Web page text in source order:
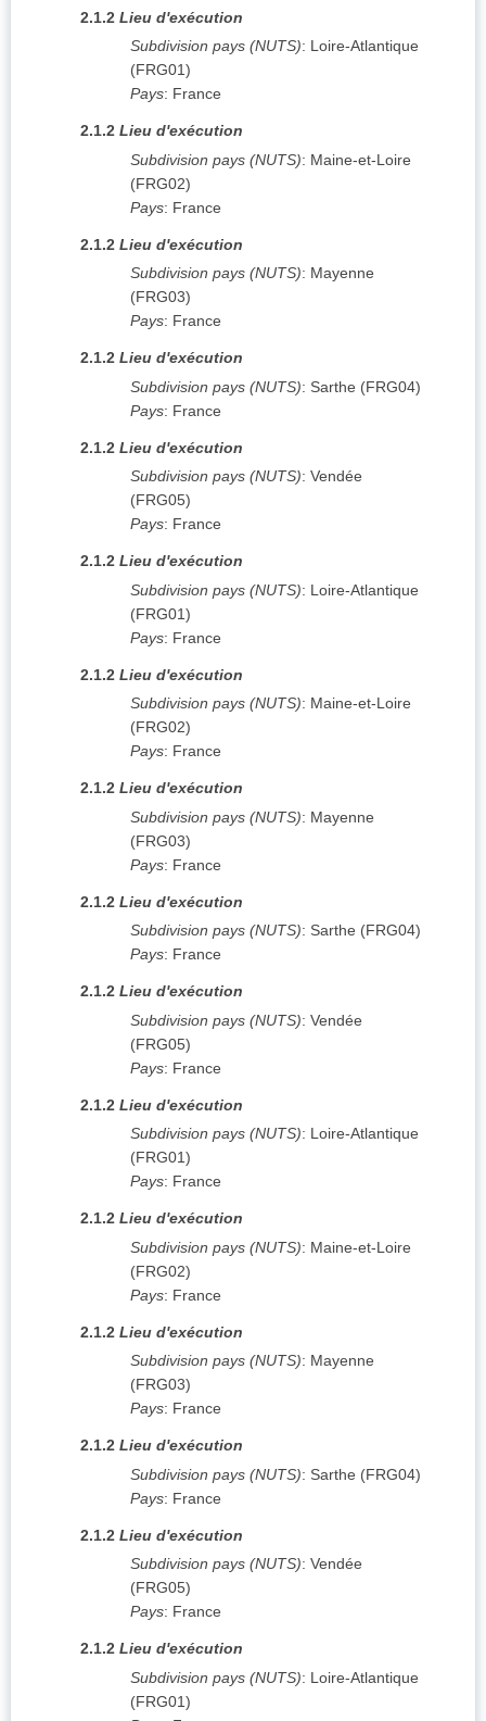
2.1.2 Lieu d'exécution
Subdivision pays (NUTS): Loire-Atlantique
(FRG01)
Pays: France
2.1.2 Lieu d'exécution
Subdivision pays (NUTS): Maine-et-Loire
(FRG02)
Pays: France
2.1.2 Lieu d'exécution
Subdivision pays (NUTS): Mayenne
(FRG03)
Pays: France
2.1.2 Lieu d'exécution
Subdivision pays (NUTS): Sarthe (FRG04)
Pays: France
2.1.2 Lieu d'exécution
Subdivision pays (NUTS): Vendée
(FRG05)
Pays: France
2.1.2 Lieu d'exécution
Subdivision pays (NUTS): Loire-Atlantique
(FRG01)
Pays: France
2.1.2 Lieu d'exécution
Subdivision pays (NUTS): Maine-et-Loire
(FRG02)
Pays: France
2.1.2 Lieu d'exécution
Subdivision pays (NUTS): Mayenne
(FRG03)
Pays: France
2.1.2 Lieu d'exécution
Subdivision pays (NUTS): Sarthe (FRG04)
Pays: France
2.1.2 Lieu d'exécution
Subdivision pays (NUTS): Vendée
(FRG05)
Pays: France
2.1.2 Lieu d'exécution
Subdivision pays (NUTS): Loire-Atlantique
(FRG01)
Pays: France
2.1.2 Lieu d'exécution
Subdivision pays (NUTS): Maine-et-Loire
(FRG02)
Pays: France
2.1.2 Lieu d'exécution
Subdivision pays (NUTS): Mayenne
(FRG03)
Pays: France
2.1.2 Lieu d'exécution
Subdivision pays (NUTS): Sarthe (FRG04)
Pays: France
2.1.2 Lieu d'exécution
Subdivision pays (NUTS): Vendée
(FRG05)
Pays: France
2.1.2 Lieu d'exécution
Subdivision pays (NUTS): Loire-Atlantique
(FRG01)